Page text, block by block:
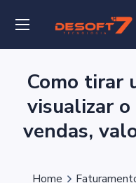
Como tirar
visualizar
vendas,
Home